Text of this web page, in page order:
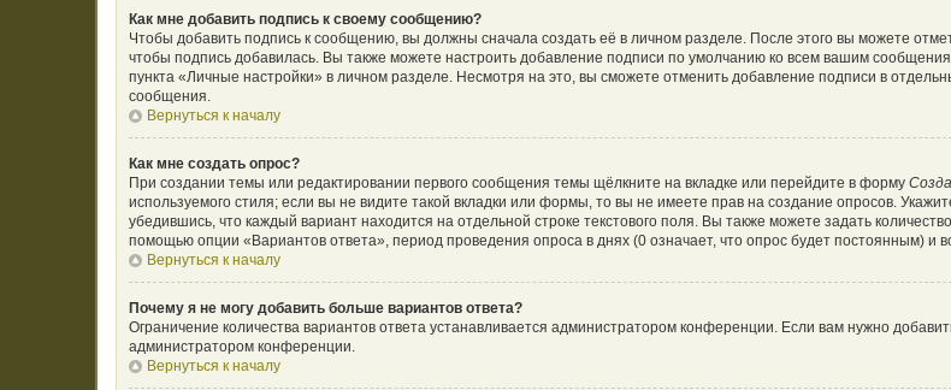
Как мне добавить подпись к своему сообщению?
Чтобы добавить подпись к сообщению, вы должны сначала создать её в личном разделе. После этого вы можете
чтобы подпись добавилась. Вы также можете настроить добавление подписи по умолчанию ко всем вашим
пункта «Личные настройки» в личном разделе. Несмотря на это, вы сможете отменить добавление подписи в
сообщения.
Вернуться к началу
Как мне создать опрос?
При создании темы или редактировании первого сообщения темы щёлкните на вкладке или перейдите в форму
используемого стиля; если вы не видите такой вкладки или формы, то вы не имеете прав на создание опросов.
убедившись, что каждый вариант находится на отдельной строке текстового поля. Вы также можете задать
помощью опции «Вариантов ответа», период проведения опроса в днях (0 означает, что опрос будет постоянным) и
Вернуться к началу
Почему я не могу добавить больше вариантов ответа?
Ограничение количества вариантов ответа устанавливается администратором конференции. Если вам нужно
администратором конференции.
Вернуться к началу